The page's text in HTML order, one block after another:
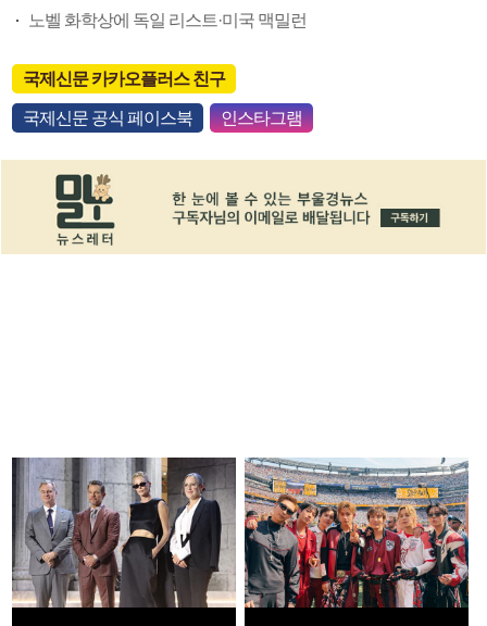
노벨 화학상에 독일 리스트·미국 맥밀런
국제신문 카카오플러스 친구
국제신문 공식 페이스북 인스타그램